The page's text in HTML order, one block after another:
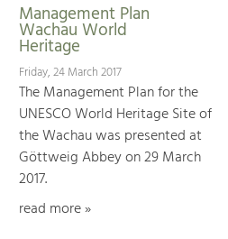
Management Plan
Wachau World
Heritage
Friday, 24 March 2017
The Management Plan for the
UNESCO World Heritage Site of
the Wachau was presented at
Göttweig Abbey on 29 March
2017.
read more »